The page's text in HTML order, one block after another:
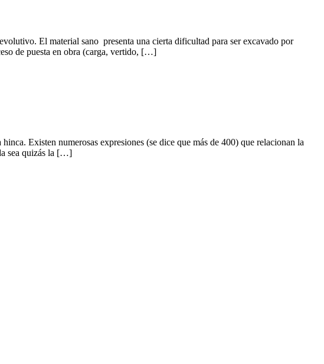
El material sano presenta una cierta dificultad para ser excavado por
de puesta en obra (carga, vertido, […]
Existen numerosas expresiones (se dice que más de 400) que relacionan la
sea quizás la […]